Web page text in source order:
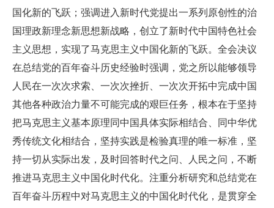
国化新的飞跃；强调进入新时代党提出一系列原创性的治
国理政新理念新思想新战略，创立了新时代中国特色社会
主义思想，实现了马克思主义中国化新的飞跃。全会决议
在总结党的百年奋斗历史经验时强调，党之所以能够领导
人民在一次次求索、一次次挫折、一次次开拓中完成中国
其他各种政治力量不可能完成的艰巨任务，根本在于坚持
把马克思主义基本原理同中国具体实际相结合、同中华优
秀传统文化相结合，坚持实践是检验真理的唯一标准，坚
持一切从实际出发，及时回答时代之问、人民之问，不断
推进马克思主义中国化时代化。注重分析研究和总结党在
百年奋斗历程中对马克思主义的中国化时代化，是贯穿全